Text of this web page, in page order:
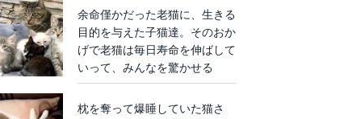
余命僅かだった老猫に、生きる
目的を与えた子猫達。そのおか
げで老猫は毎日寿命を伸ばして
いって、みんなを驚かせる
枕を奪って爆睡していた猫さ